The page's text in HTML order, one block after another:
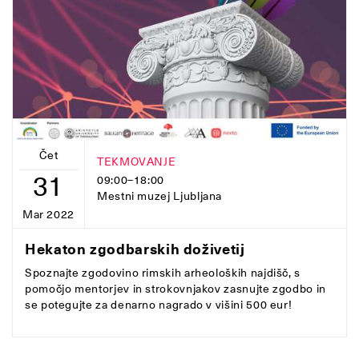
Čet
31
Mar 2022
TEKMOVANJE
09:00–18:00
Mestni muzej Ljubljana
Hekaton zgodbarskih doživetij
Spoznajte zgodovino rimskih arheoloških najdišč, s
pomočjo mentorjev in strokovnjakov zasnujte zgodbo in
se potegujte za denarno nagrado v višini 500 eur!